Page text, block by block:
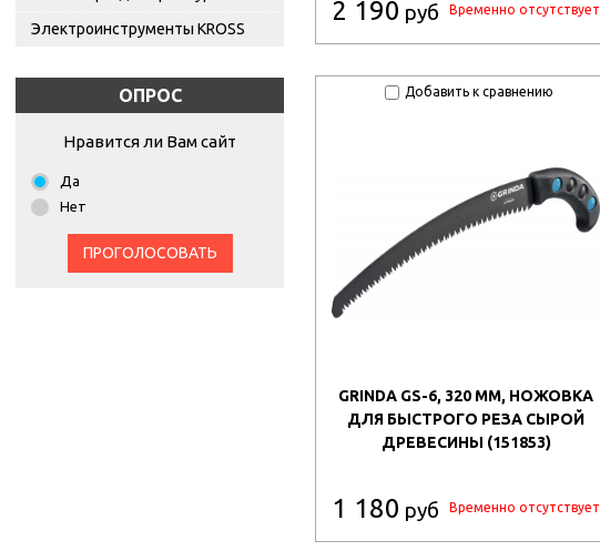
Электроинструменты KROSS
ОПРОС
Нравится ли Вам сайт
Да
Нет
ПРОГОЛОСОВАТЬ
2 190 руб Временно отсутствует
Добавить к сравнению
GRINDA GS-6, 320 ММ, НОЖОВКА
ДЛЯ БЫСТРОГО РЕЗА СЫРОЙ
ДРЕВЕСИНЫ (151853)
1 180 руб Временно отсутствует